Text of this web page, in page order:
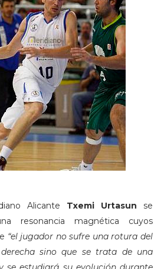
Alicante Txemi Urtasun se
resonancia magnética cuyos
“el jugador no sufre una rotura del
sino que se trata de una